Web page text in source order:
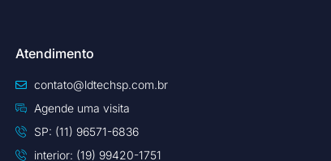
Atendimento
contato@ldtechsp.com.br
Agende uma visita
SP: (11) 96571-6836
interior: (19) 99420-1751